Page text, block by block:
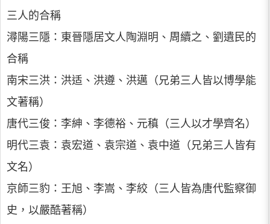
三人的合稱
潯陽三隱：東晉隱居文人陶淵明、周續之、劉遺民的
合稱
南宋三洪：洪适、洪遵、洪邁（兄弟三人皆以博學能
文著稱）
唐代三俊：李紳、李德裕、元稹（三人以才學齊名）
明代三袁：袁宏道、袁宗道、袁中道（兄弟三人皆有
文名）
京師三豹：王旭、李嵩、李絞（三人皆為唐代監察御
史，以嚴酷著稱）